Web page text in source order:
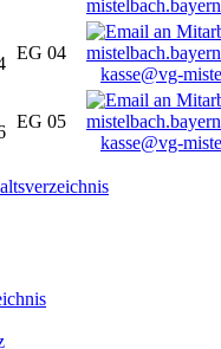
EG 04
kasse@vg-
EG 05
kasse@vg-